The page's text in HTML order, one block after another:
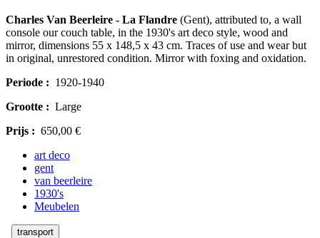
Charles Van Beerleire - La Flandre (Gent), attributed to, a wall
console our couch table, in the 1930's art deco style, wood and
mirror, dimensions 55 x 148,5 x 43 cm. Traces of use and wear but
in original, unrestored condition. Mirror with foxing and oxidation.
Periode : 1920-1940
Grootte : Large
Prijs : 650,00 €
art deco
gent
van beerleire
1930's
Meubelen
transport